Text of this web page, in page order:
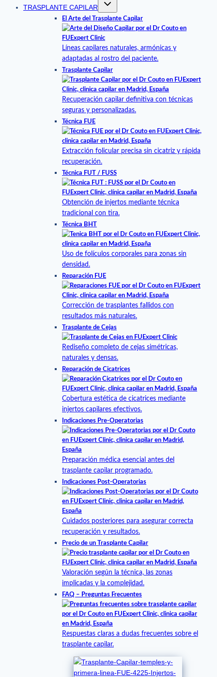
TRASPLANTE CAPILAR
El Arte del Trasplante Capilar
Líneas capilares naturales, armónicas y
adaptadas al rostro del paciente.
Trasplante Capilar
Recuperación capilar definitiva con técnicas
seguras y personalizadas.
Técnica FUE
Extracción folicular precisa sin cicatriz y rápida
recuperación.
Técnica FUT / FUSS
Obtención de injertos mediante técnica
tradicional con tira.
Técnica BHT
Uso de folículos corporales para zonas sin
densidad.
Reparación FUE
Corrección de trasplantes fallidos con
resultados más naturales.
Trasplante de Cejas
Rediseño completo de cejas simétricas,
naturales y densas.
Reparación de Cicatrices
Cobertura estética de cicatrices mediante
injertos capilares efectivos.
Indicaciones Pre-Operatorias
Preparación médica esencial antes del
trasplante capilar programado.
Indicaciones Post-Operatorias
Cuidados posteriores para asegurar correcta
recuperación y resultados.
Precio de un Trasplante Capilar
Valoración según la técnica, las zonas
implicadas y la complejidad.
FAQ – Preguntas Frecuentes
Respuestas claras a dudas frecuentes sobre el
trasplante capilar.